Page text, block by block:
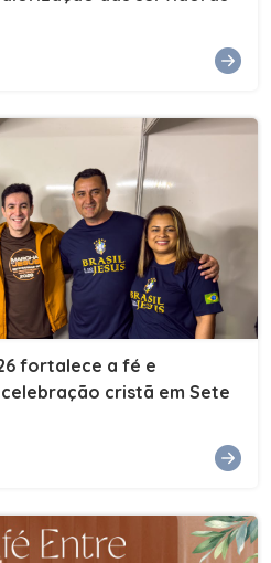
Thomas, prestigiou os
com a inclusão,
a oportunidade de
um futuro melhor.
simboliza esforço,
de que investir em educação
de Sete Barras."A
também agradeceu ao SESI,
retomada e ampliação da
aos professores, à
de Educação e a todos
para que esse
a transformar a vida de
fortalece a fé e
cristã em Sete